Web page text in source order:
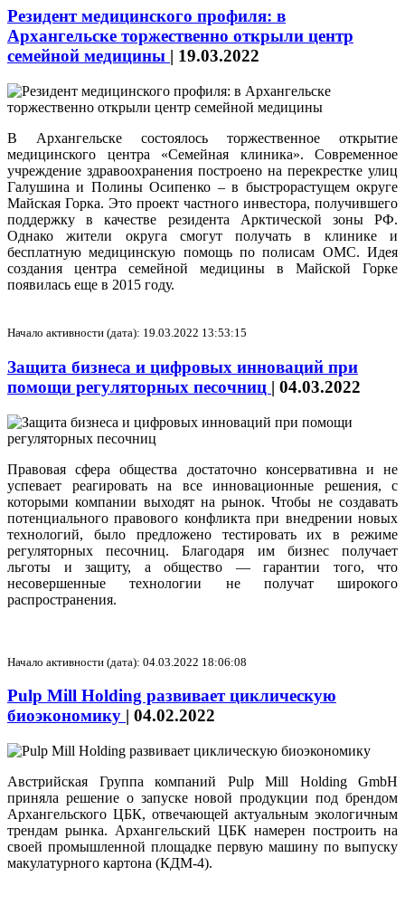
Резидент медицинского профиля: в
Архангельске торжественно открыли центр
семейной медицины | 19.03.2022
В Архангельске состоялось торжественное открытие
медицинского центра «Семейная клиника». Современное
учреждение здравоохранения построено на перекрестке улиц
Галушина и Полины Осипенко – в быстрорастущем округе
Майская Горка. Это проект частного инвестора, получившего
поддержку в качестве резидента Арктической зоны РФ.
Однако жители округа смогут получать в клинике и
бесплатную медицинскую помощь по полисам ОМС. Идея
создания центра семейной медицины в Майской Горке
появилась еще в 2015 году.
Начало активности (дата): 19.03.2022 13:53:15
Защита бизнеса и цифровых инноваций при
помощи регуляторных песочниц | 04.03.2022
Правовая сфера общества достаточно консервативна и не
успевает реагировать на все инновационные решения, с
которыми компании выходят на рынок. Чтобы не создавать
потенциального правового конфликта при внедрении новых
технологий, было предложено тестировать их в режиме
регуляторных песочниц. Благодаря им бизнес получает
льготы и защиту, а общество — гарантии того, что
несовершенные технологии не получат широкого
распространения.
Начало активности (дата): 04.03.2022 18:06:08
Pulp Mill Holding развивает циклическую
биоэкономику | 04.02.2022
Австрийская Группа компаний Pulp Mill Holding GmbH
приняла решение о запуске новой продукции под брендом
Архангельского ЦБК, отвечающей актуальным экологичным
трендам рынка. Архангельский ЦБК намерен построить на
своей промышленной площадке первую машину по выпуску
макулатурного картона (КДМ-4).